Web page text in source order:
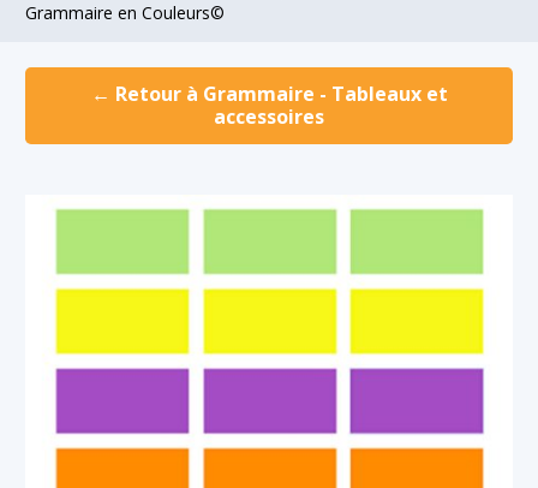
Grammaire en Couleurs©
← Retour à Grammaire - Tableaux et
accessoires